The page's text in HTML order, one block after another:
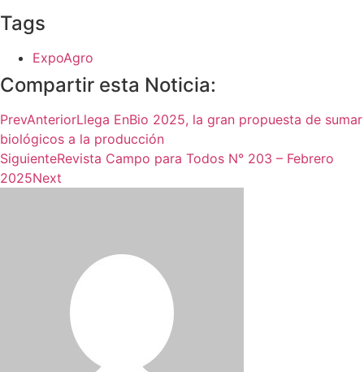
Tags
ExpoAgro
Compartir esta Noticia:
PrevAnteriorLlega EnBio 2025, la gran propuesta de sumar
biológicos a la producción
SiguienteRevista Campo para Todos N° 203 – Febrero
2025Next